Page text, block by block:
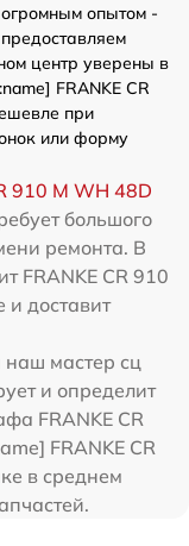
опытом -
центр уверены в
FRANKE CR
при
или форму
910 M WH 48D
большого
ремонта. В
FRANKE CR 910
и доставит
наш мастер сц
и определит
FRANKE CR
FRANKE CR
в среднем